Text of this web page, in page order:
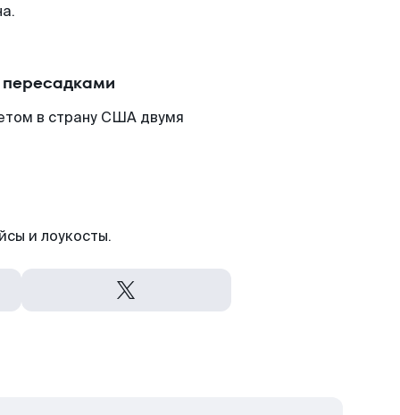
в страну США двумя
и лоукосты.